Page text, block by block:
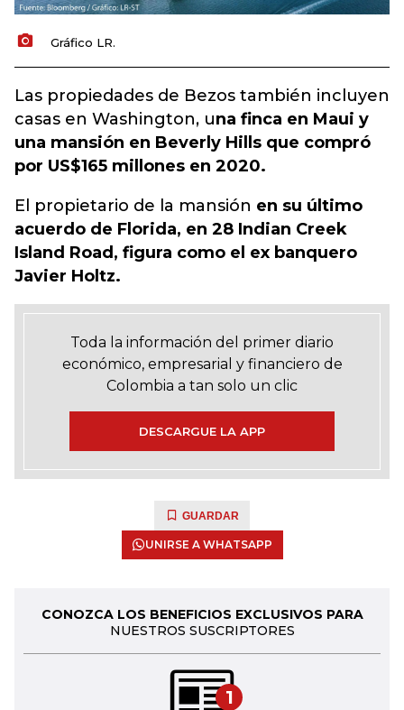
Gráfico LR.
Las propiedades de Bezos también incluyen
casas en Washington, una finca en Maui y
una mansión en Beverly Hills que compró
por US$165 millones en 2020.
El propietario de la mansión en su último
acuerdo de Florida, en 28 Indian Creek
Island Road, figura como el ex banquero
Javier Holtz.
Toda la información del primer diario
económico, empresarial y financiero de
Colombia a tan solo un clic
DESCARGUE LA APP
GUARDAR
UNIRSE A WHATSAPP
CONOZCA LOS BENEFICIOS EXCLUSIVOS PARA
NUESTROS SUSCRIPTORES
1